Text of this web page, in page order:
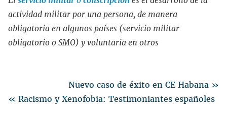
actividad militar por una persona, de manera
obligatoria en algunos países (servicio militar
obligatorio o SMO) y voluntaria en otros
Nuevo caso de éxito en CE Habana »
« Racismo y Xenofobia: Testimoniantes españoles